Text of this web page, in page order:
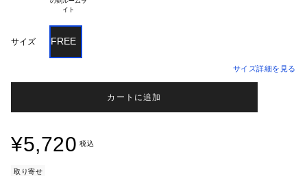
サイズ FREE
サイズ詳細を見る
カートに追加
¥5,720 税込
取り寄せ